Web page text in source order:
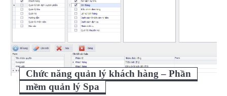
Chức năng quản lý khách hàng – Phần
mềm quản lý Spa